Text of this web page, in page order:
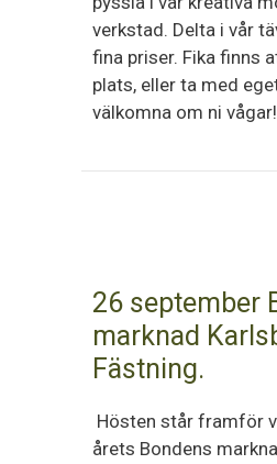
verkstad. Delta i vår
fina priser. Fika finns
plats, eller ta med
välkomna om ni
26 september
marknad
Fästning.
Hösten står framför
årets Bondens